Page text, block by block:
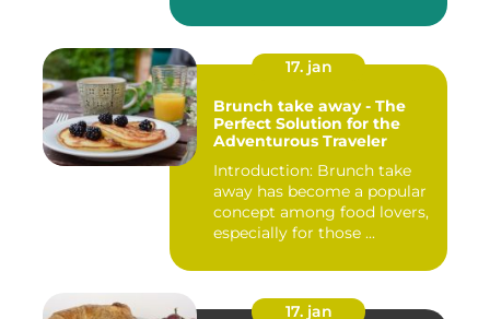
17. jan
Brunch take away - The
Perfect Solution for the
Adventurous Traveler
Introduction: Brunch take
away has become a popular
concept among food lovers,
especially for those ...
17. jan